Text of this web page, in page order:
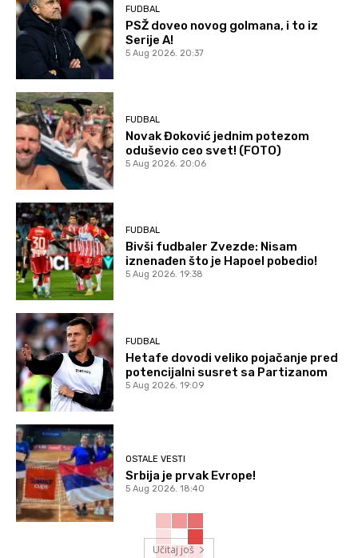
FUDBAL
PSŽ doveo novog golmana, i to iz
Serije A!
5 Aug 2026. 20:37
FUDBAL
Novak Đoković jednim potezom
oduševio ceo svet! (FOTO)
5 Aug 2026. 20:06
FUDBAL
Bivši fudbaler Zvezde: Nisam
iznenađen što je Hapoel pobedio!
5 Aug 2026. 19:38
FUDBAL
Hetafe dovodi veliko pojačanje pred
potencijalni susret sa Partizanom
5 Aug 2026. 19:09
OSTALE VESTI
Srbija je prvak Evrope!
5 Aug 2026. 18:40
Učitaj još